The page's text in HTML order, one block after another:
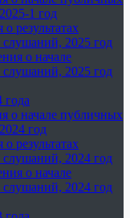
1 год
результатах
2025 год
о начале
2025 год
года
о начале публичных
год
результатах
2024 год
о начале
2024 год